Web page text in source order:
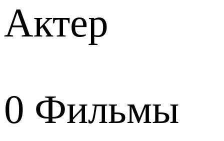
Актер
0 Фильмы